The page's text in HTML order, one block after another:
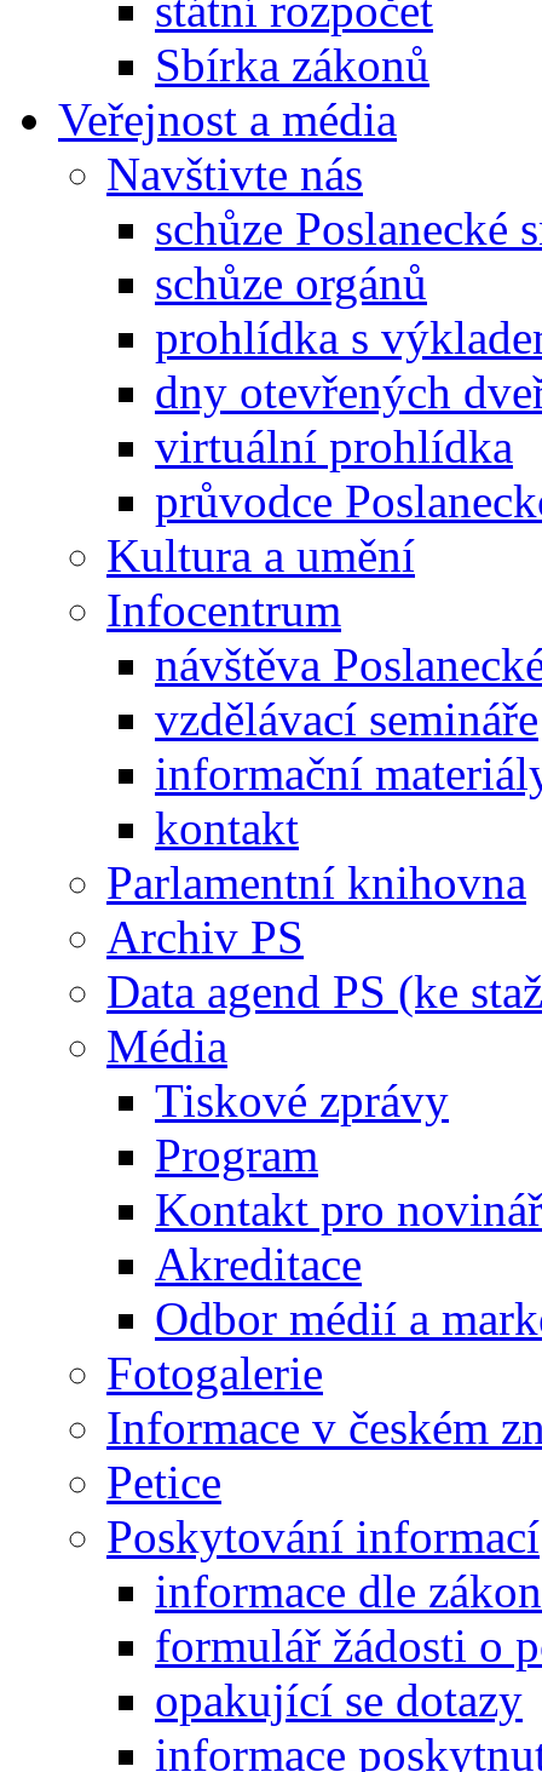
Sbírka zákonů
Veřejnost a média
Navštivte nás
schůze Poslanecké
schůze orgánů
prohlídka s
dny otevřených
virtuální prohlídka
průvodce
Kultura a umění
Infocentrum
návštěva
vzdělávací semináře
informační
kontakt
Parlamentní knihovna
Archiv PS
Data agend PS (ke
Média
Tiskové zprávy
Program
Kontakt pro
Akreditace
Odbor médií a
Fotogalerie
Informace v českém
Petice
Poskytování informací
informace dle
formulář žádosti o
opakující se dotazy
informace